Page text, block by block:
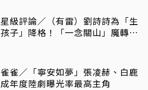
星級評論／（有雷）劉詩詩為「生
孩子」降格！「一念關山」魔轉成
雀雀／「寧安如夢」張凌赫、白鹿
成年度陸劇曝光率最高主角